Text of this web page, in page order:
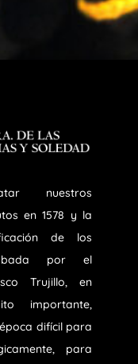
nuestros
en 1578 y la
de los
por el
Trujillo, en
importante,
difícil para
para